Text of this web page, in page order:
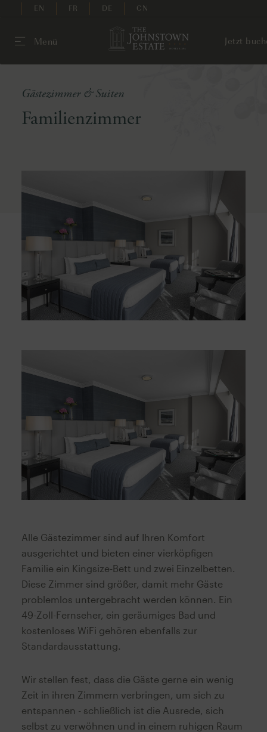
EN FR DE CN
Menü Jetzt
Gästezimmer & Suiten
Familienzimmer
Alle Gästezimmer sind auf Ihren Komfort
ausgerichtet und bieten einer vierköpfigen
Familie ein Kingsize-Bett und zwei Einzelbetten.
Diese Zimmer sind größer, damit mehr Gäste
problemlos untergebracht werden können. Ein
49-Zoll-Fernseher, ein geräumiges Bad und
kostenloses WiFi gehören ebenfalls zur
Standardausstattung.
Wir stellen fest, dass die Gäste gerne ein wenig
Zeit in ihren Zimmern verbringen, um sich zu
entspannen - schließlich ist die Ausrede, sich
selbst zu verwöhnen und in einem ruhigen Raum